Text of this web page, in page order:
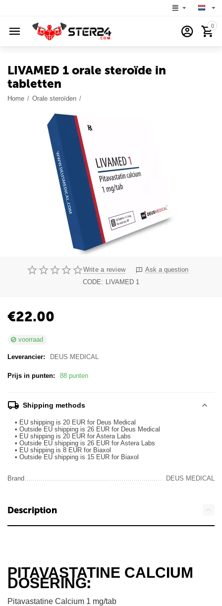
0
LIVAMED 1 orale steroïde in
tabletten
Home / Orale steroïden /
Write a review
Ask a question
CODE: LIVAMED 1
€22.00
voorraad
Leverancier: DEUS MEDICAL
Prijs in punten: 88 punten
Shipping methods
• EU shipping is 20 EUR for Deus Medical
• Outside EU shipping is 26 EUR for Deus Medical
• EU shipping is 20 EUR for Astera Labs
• Outside EU shipping is 26 EUR for Astera Labs
• EU shipping is 8 EUR for Biaxol
• Outside EU shipping is 15 EUR for Biaxol
Brand DEUS MEDICAL
Description
PITAVASTATINE CALCIUM
DOSERING:
Pitavastatine Calcium 1 mg/tab